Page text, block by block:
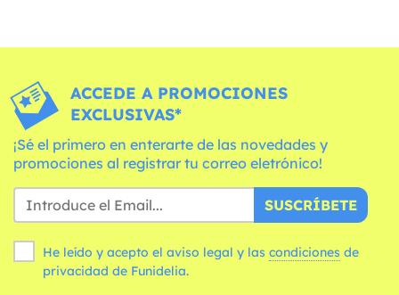
ACCEDE A PROMOCIONES
EXCLUSIVAS*
¡Sé el primero en enterarte de las novedades y
promociones al registrar tu correo eletrónico!
SUSCRÍBETE
He leído y acepto el aviso legal y las condiciones
privacidad de Funidelia.